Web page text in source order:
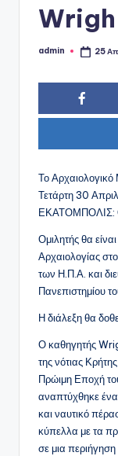
Wrigh
Συγγραφέας:
admin 25
Το Αρχαιολογικό
Τετάρτη 30
ΕΚΑΤΟΜΠΟΛΙΣ: Ο
Ομιλητής θα
Αρχαιολογίας
των Η.Π.Α. και
Πανεπιστημίου
Η διάλεξη θα
Ο καθηγητής
της νότιας
Πρώιμη Εποχή
αναπτύχθηκε
και ναυτικό
κύπελλα με τα
σε μια περιήγηση